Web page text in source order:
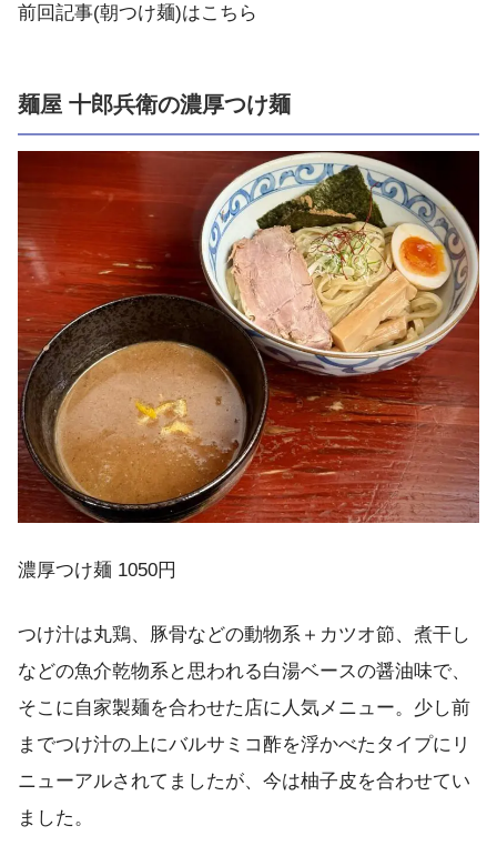
前回記事(朝つけ麺)はこちら
麺屋 十郎兵衛の濃厚つけ麺
濃厚つけ麺 1050円
つけ汁は丸鶏、豚骨などの動物系＋カツオ節、煮干し
などの魚介乾物系と思われる白湯ベースの醤油味で、
そこに自家製麺を合わせた店に人気メニュー。少し前
までつけ汁の上にバルサミコ酢を浮かべたタイプにリ
ニューアルされてましたが、今は柚子皮を合わせてい
ました。